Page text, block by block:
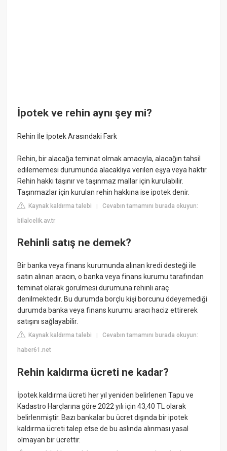
İpotek ve rehin aynı şey mi?
Rehin İle İpotek Arasındaki Fark
Rehin, bir alacağa teminat olmak amacıyla, alacağın tahsil
edilememesi durumunda alacaklıya verilen eşya veya haktır.
Rehin hakkı taşınır ve taşınmaz mallar için kurulabilir.
Taşınmazlar için kurulan rehin hakkına ise ipotek denir.
Kaynak kaldırma talebi |Cevabın tamamını burada okuyun:
bilalcelik.av.tr
Rehinli satış ne demek?
Bir banka veya finans kurumunda alınan kredi desteği ile
satın alınan aracın, o banka veya finans kurumu tarafından
teminat olarak görülmesi durumuna rehinli araç
denilmektedir. Bu durumda borçlu kişi borcunu ödeyemediği
durumda banka veya finans kurumu aracı haciz ettirerek
satışını sağlayabilir.
Kaynak kaldırma talebi |Cevabın tamamını burada okuyun:
haber61.net
Rehin kaldırma ücreti ne kadar?
İpotek kaldırma ücreti her yıl yeniden belirlenen Tapu ve
Kadastro Harçlarına göre 2022 yılı için 43,40 TL olarak
belirlenmiştir. Bazı bankalar bu ücret dışında bir ipotek
kaldırma ücreti talep etse de bu aslında alınması yasal
olmayan bir ücrettir.